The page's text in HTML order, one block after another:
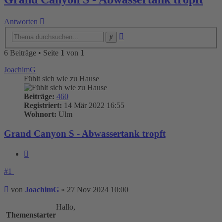
Antworten
6 Beiträge • Seite 1 von 1
JoachimG
Fühlt sich wie zu Hause
Beiträge: 460
Registriert: 14 Mär 2022 16:55
Wohnort: Ulm
Grand Canyon S - Abwassertank tropft
#1
Beitrag
von JoachimG » 27 Nov 2024 10:00
Themenstarter
Hallo,